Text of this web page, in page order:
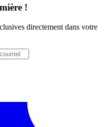
!
directement dans votre